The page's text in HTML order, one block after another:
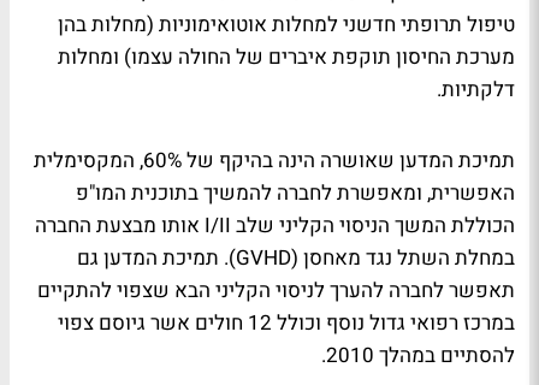
טיפול תרופתי חדשני למחלות אוטואימוניות (מחלות בהן
מערכת החיסון תוקפת איברים של החולה עצמו) ומחלות
דלקתיות.
תמיכת המדען שאושרה הינה בהיקף של 60%, המקסימלית
האפשרית, ומאפשרת לחברה להמשיך בתוכנית המו"פ
הכוללת המשך הניסוי הקליני שלב I/II אותו מבצעת החברה
במחלת השתל נגד מאחסן (GVHD). תמיכת המדען גם
תאפשר לחברה להערך לניסוי הקליני הבא שצפוי להתקיים
במרכז רפואי גדול נוסף וכולל 12 חולים אשר גיוסם צפוי
להסתיים במהלך 2010.